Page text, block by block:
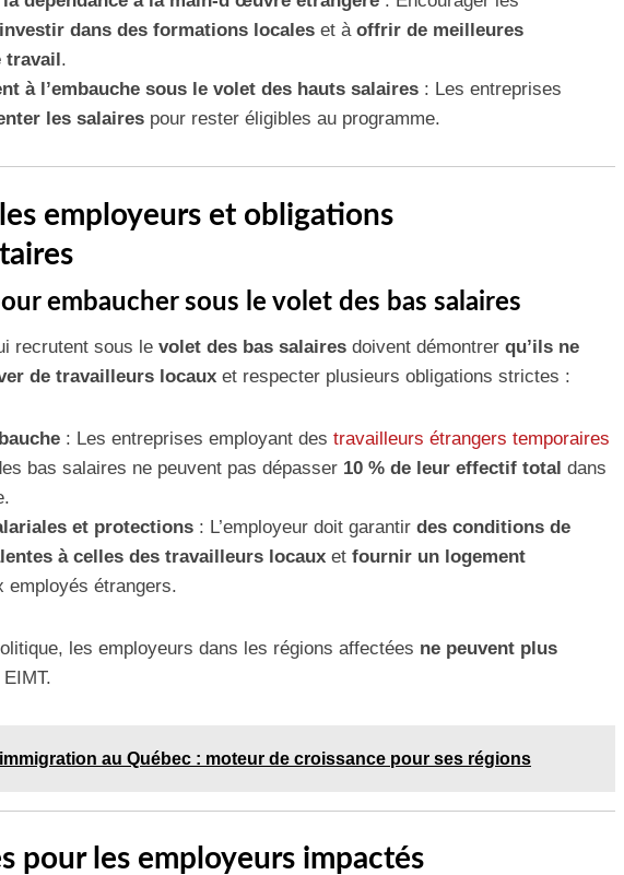
investir dans des formations locales et à offrir de meilleures
travail.
à l’embauche sous le volet des hauts salaires : Les entreprises
les salaires pour rester éligibles au programme.
employeurs et obligations
embaucher sous le volet des bas salaires
recrutent sous le volet des bas salaires doivent démontrer qu’ils ne
de travailleurs locaux et respecter plusieurs obligations strictes :
: Les entreprises employant des travailleurs étrangers temporaires
bas salaires ne peuvent pas dépasser 10 % de leur effectif total dans
et protections : L’employeur doit garantir des conditions de
à celles des travailleurs locaux et fournir un logement
employés étrangers.
les employeurs dans les régions affectées ne peuvent plus
au Québec : moteur de croissance pour ses régions
pour les employeurs impactés